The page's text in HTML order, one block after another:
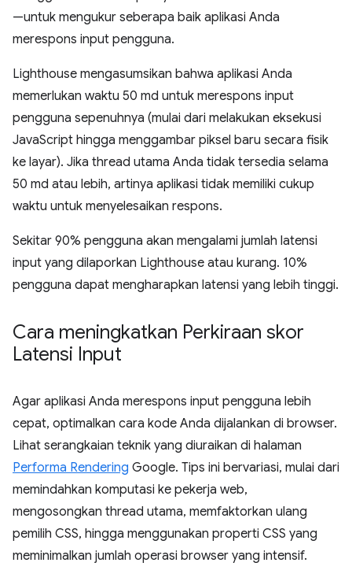
—untuk mengukur seberapa baik aplikasi Anda
merespons input pengguna.
Lighthouse mengasumsikan bahwa aplikasi Anda
memerlukan waktu 50 md untuk merespons input
pengguna sepenuhnya (mulai dari melakukan eksekusi
JavaScript hingga menggambar piksel baru secara fisik
ke layar). Jika thread utama Anda tidak tersedia selama
50 md atau lebih, artinya aplikasi tidak memiliki cukup
waktu untuk menyelesaikan respons.
Sekitar 90% pengguna akan mengalami jumlah latensi
input yang dilaporkan Lighthouse atau kurang. 10%
pengguna dapat mengharapkan latensi yang lebih tinggi.
Cara meningkatkan Perkiraan skor
Latensi Input
Agar aplikasi Anda merespons input pengguna lebih
cepat, optimalkan cara kode Anda dijalankan di browser.
Lihat serangkaian teknik yang diuraikan di halaman
Performa Rendering Google. Tips ini bervariasi, mulai dari
memindahkan komputasi ke pekerja web,
mengosongkan thread utama, memfaktorkan ulang
pemilih CSS, hingga menggunakan properti CSS yang
meminimalkan jumlah operasi browser yang intensif.